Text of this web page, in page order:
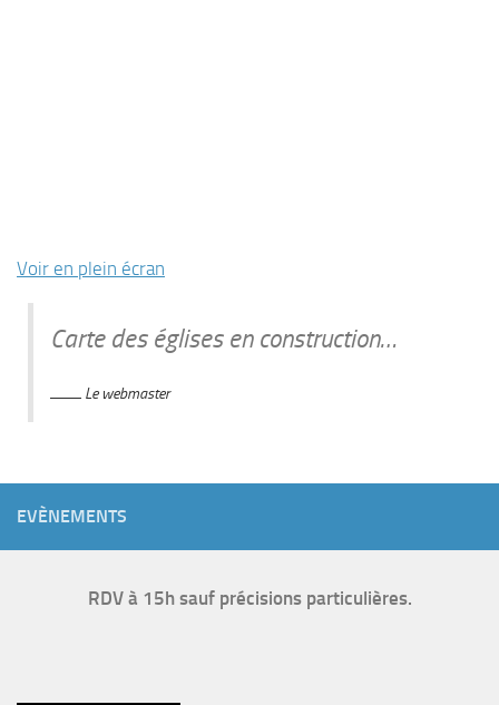
Voir en plein écran
Carte des églises en construction…
Le webmaster
EVÈNEMENTS
RDV à 15h sauf précisions particulières.